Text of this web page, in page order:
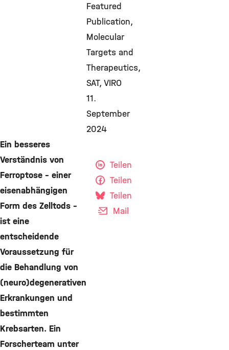
Featured
Publication
Molecular
Targets and
Therapeutics
SAT VIRO
11.
September
2024
Ein besseres
Verständnis von
Ferroptose – einer
eisenabhängigen
Form des Zelltods –
ist eine
entscheidende
Voraussetzung für
die Behandlung von
(neuro)degenerativen
Erkrankungen und
bestimmten
Krebsarten. Ein
Forscherteam unter
Teilen
Teilen
Teilen
Mail